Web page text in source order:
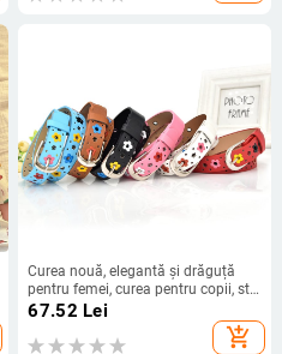
Curea nouă, elegantă și drăguță
pentru femei, curea pentru copii, stil
coreean cu flori și fluture, sculptată,
cataramă
67.52 Lei
add_shopping_cart